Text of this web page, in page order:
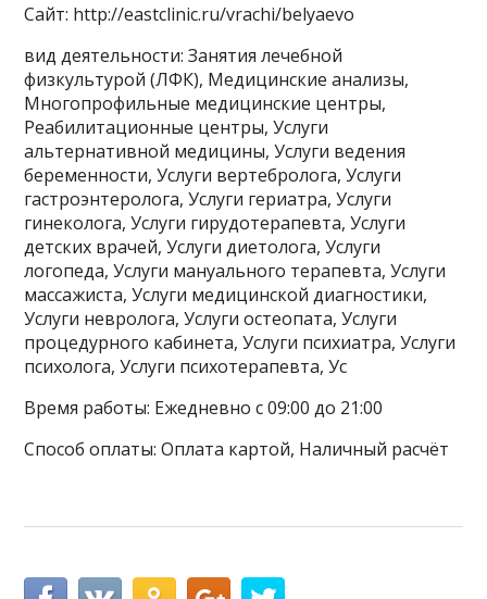
Сайт: http://eastclinic.ru/vrachi/belyaevo
вид деятельности: Занятия лечебной
физкультурой (ЛФК), Медицинские анализы,
Многопрофильные медицинские центры,
Реабилитационные центры, Услуги
альтернативной медицины, Услуги ведения
беременности, Услуги вертебролога, Услуги
гастроэнтеролога, Услуги гериатра, Услуги
гинеколога, Услуги гирудотерапевта, Услуги
детских врачей, Услуги диетолога, Услуги
логопеда, Услуги мануального терапевта, Услуги
массажиста, Услуги медицинской диагностики,
Услуги невролога, Услуги остеопата, Услуги
процедурного кабинета, Услуги психиатра, Услуги
психолога, Услуги психотерапевта, Ус
Время работы: Ежедневно с 09:00 до 21:00
Способ оплаты: Оплата картой, Наличный расчёт